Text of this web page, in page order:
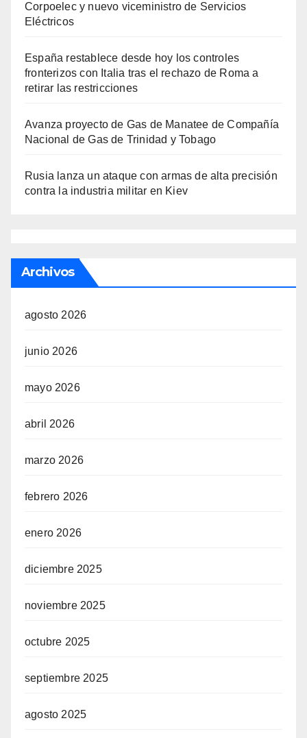
Corpoelec y nuevo viceministro de Servicios
Eléctricos
España restablece desde hoy los controles
fronterizos con Italia tras el rechazo de Roma a
retirar las restricciones
Avanza proyecto de Gas de Manatee de Compañía
Nacional de Gas de Trinidad y Tobago
Rusia lanza un ataque con armas de alta precisión
contra la industria militar en Kiev
Archivos
agosto 2026
junio 2026
mayo 2026
abril 2026
marzo 2026
febrero 2026
enero 2026
diciembre 2025
noviembre 2025
octubre 2025
septiembre 2025
agosto 2025